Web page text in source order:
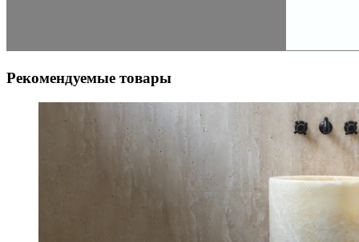
Рекомендуемые товары